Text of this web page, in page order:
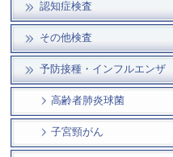
認知症検査
その他検査
予防接種・インフルエンザ
高齢者肺炎球菌
子宮頸がん